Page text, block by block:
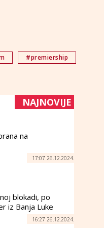
#premiership
NAJNOVIJE
na
17:07 26.12.2024.
blokadi, po
iz Banja Luke
16:27 26.12.2024.